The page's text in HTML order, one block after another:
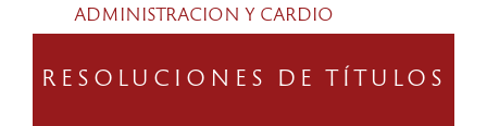
ADMINISTRACION Y CARDIO
RESOLUCIONES DE TÍTULOS